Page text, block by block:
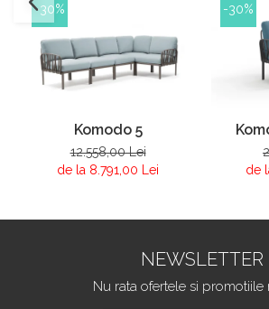
-30%
Komodo 5
12.558,00 Lei
de la 8.791,00 Lei
-30%
de
NEWSLETTER
Nu rata ofertele si promotiile